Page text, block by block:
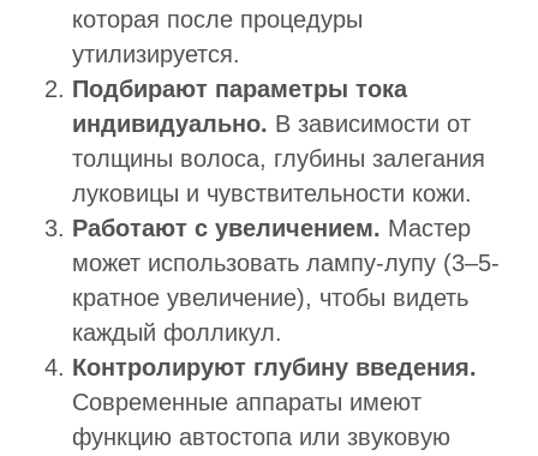
которая после процедуры
утилизируется.
Подбирают параметры тока
индивидуально. В зависимости от
толщины волоса, глубины залегания
луковицы и чувствительности кожи.
Работают с увеличением. Мастер
может использовать лампу-лупу (3–5-
кратное увеличение), чтобы видеть
каждый фолликул.
Контролируют глубину введения.
Современные аппараты имеют
функцию автостопа или звуковую